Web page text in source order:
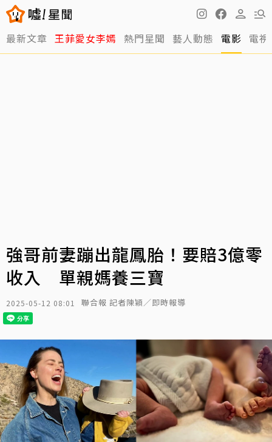
最新文章 王菲愛女李嫣 熱門星聞 藝人動態 電影 電視
強哥前妻蹦出龍鳳胎！要賠3億零
收入 單親媽養三寶
2025-05-12 08:01 聯合報 記者陳穎／即時報導